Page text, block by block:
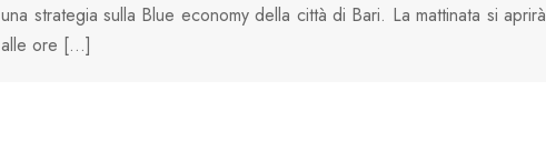
una strategia sulla Blue economy della città di Bari. La mattinata si aprirà
alle ore […]